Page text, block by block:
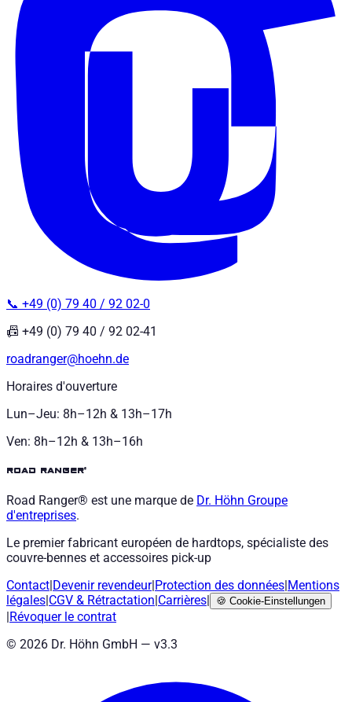
📞 +49 (0) 79 40 / 92 02-0
📠 +49 (0) 79 40 / 92 02-41
roadranger@hoehn.de
Horaires d'ouverture
Lun–Jeu: 8h–12h & 13h–17h
Ven: 8h–12h & 13h–16h
road ranger®
Road Ranger® est une marque de Dr. Höhn Groupe
d'entreprises.
Le premier fabricant européen de hardtops, spécialiste des
couvre-bennes et accessoires pick-up
Contact Devenir revendeur| Protection des données Mentions
légales CGV & Rétractation Carrières 🍪 Cookie-Einstellungen
Révoquer le contrat
© 2026 Dr. Höhn GmbH — v3.3